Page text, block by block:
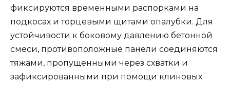
фиксируются временными распорками на
подкосах и торцевыми щитами опалубки. Для
устойчивости к боковому давлению бетонной
смеси, противоположные панели соединяются
тяжами, пропущенными через схватки и
зафиксированными при помощи клиновых